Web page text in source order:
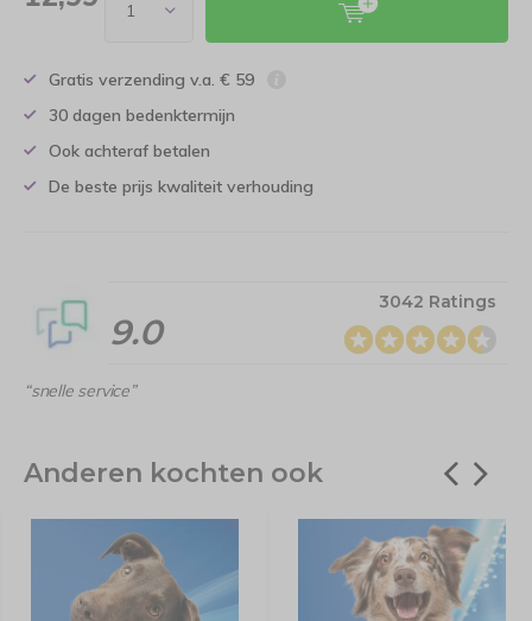
Gratis verzending v.a. € 59
30 dagen bedenktermijn
Ook achteraf betalen
De beste prijs kwaliteit verhouding
9.0
3042 Ratings
“snelle service”
Anderen kochten ook